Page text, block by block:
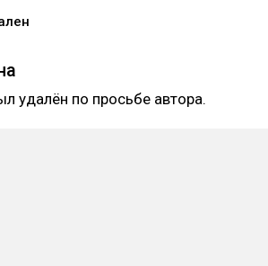
удалён по просьбе автора.